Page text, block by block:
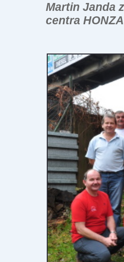
Martin Janda
centra